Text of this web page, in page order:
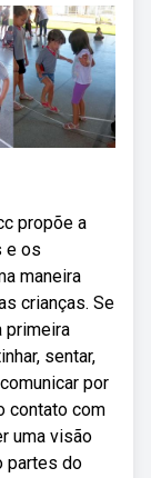
propõe a
e os
maneira
crianças. Se
primeira
sentar,
por
contato com
uma visão
partes do